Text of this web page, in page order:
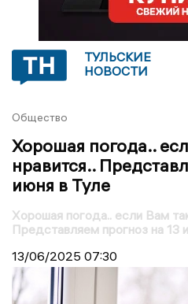
ТУЛЬСКИЕ
НОВОСТИ
Общество
Хорошая погода..
нравится..
июня в Туле
Хорошая погода.. если Вам
Представляем прогноз на 13
13/06/2025 07:30